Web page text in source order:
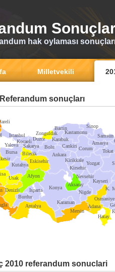
hak oylaması
Milletvekili
sonuçları
Ankara
Bursa
Istanbul
Kocaeli
Sakarya
Zonguldak
Bolu
Bilecik
Eskisehir
Kutahya
Denizli
Burdur
Usak Afyon
Isparta
Antalya
Konya
Mersin
Kirsehir
Cankiri
Kastamonu
Sinop
Corum
Yozgat
Nevsehir
Nigde
Adana
Hatay
K.
Kayseri
Tokat
Amasya
Samsun
Kirikkale
Karaman
Aksaray
Duzce Karabuk
Bartin
Osmaniye
Yalova
2010 referandum sonuclari